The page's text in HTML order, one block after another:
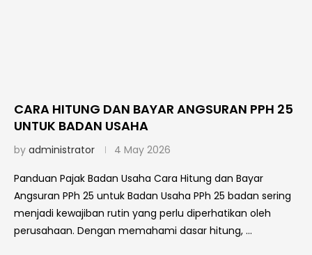
CARA HITUNG DAN BAYAR ANGSURAN PPH 25
UNTUK BADAN USAHA
by administrator 4 May 2026
Panduan Pajak Badan Usaha Cara Hitung dan Bayar
Angsuran PPh 25 untuk Badan Usaha PPh 25 badan sering
menjadi kewajiban rutin yang perlu diperhatikan oleh
perusahaan. Dengan memahami dasar hitung, …